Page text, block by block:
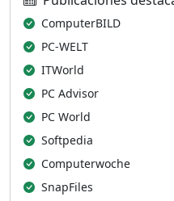
ComputerBILD
PC-WELT
ITWorld
PC Advisor
PC World
Softpedia
Computerwoche
SnapFiles